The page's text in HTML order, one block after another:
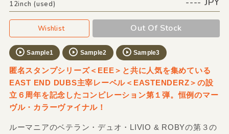
12inch (used)
Wishlist Out Of Stock
Sample1 Sample2 Sample3
匿名スタンプシリーズ＜EEE＞と共に人気を集めている
EAST END DUBS主宰レーベル＜EASTENDERZ＞の設
立６周年を記念したコンピレーション第１弾。恒例のマー
ヴル・カラーヴァイナル！
ルーマニアのベテラン・デュオ・LIVIO & ROBYの第３の